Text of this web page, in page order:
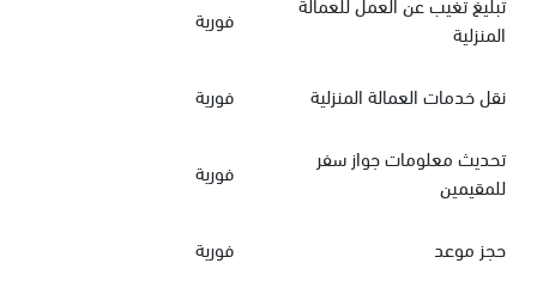
المنزلية
فورية
نقل خدمات العمالة المنزلية
فورية
تحديث معلومات جواز سفر
للمقيمين
فورية
حجز موعد
فورية